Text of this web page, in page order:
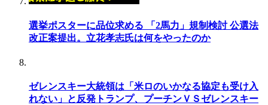
選挙ポスターに品位求める 「2馬力」規制検討 公選法
改正案提出。立花孝志氏は何をやったのか
ゼレンスキー大統領は「米ロのいかなる協定も受け入
れない」と反発トランプ、プーチンＶＳゼレンスキー